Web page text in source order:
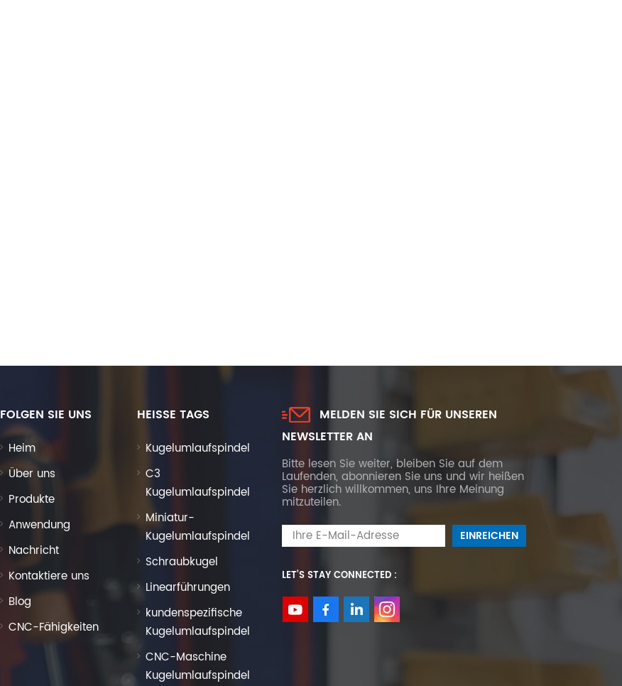
FOLGEN SIE UNS
Heim
Über uns
Produkte
Anwendung
Nachricht
Kontaktiere uns
Blog
CNC-Fähigkeiten
HEISSE TAGS
Kugelumlaufspindel
C3
Kugelumlaufspindel
Miniatur-
Kugelumlaufspindel
Schraubkugel
Linearführungen
kundenspezifische
Kugelumlaufspindel
CNC-Maschine
Kugelumlaufspindel
MELDEN SIE SICH FÜR UNSEREN
NEWSLETTER AN
Bitte lesen Sie weiter, bleiben Sie auf dem
Laufenden, abonnieren Sie uns und wir heißen
Sie herzlich willkommen, uns Ihre Meinung
mitzuteilen.
LET’S STAY CONNECTED :